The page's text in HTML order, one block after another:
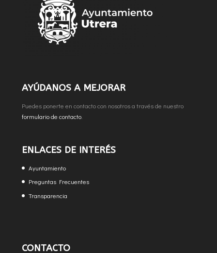
AYÚDANOS A MEJORAR
Puedes ponerte en contacto con nosotros a través de nuestro
formulario de contacto.
ENLACES DE INTERÉS
Ayuntamiento
Preguntas Frecuentes
Transparencia
CONTACTO